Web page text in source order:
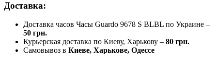
Доставка:
Доставка часов Часы Guardo 9678 S BLBL по Украине –
50 грн.
Курьерская доставка по Киеву, Харькову – 80 грн.
Самовывоз в Киеве, Харькове, Одессе